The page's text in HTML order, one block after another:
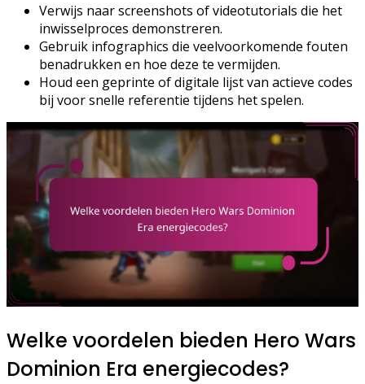
Verwijs naar screenshots of videotutorials die het
inwisselproces demonstreren.
Gebruik infographics die veelvoorkomende fouten
benadrukken en hoe deze te vermijden.
Houd een geprinte of digitale lijst van actieve codes
bij voor snelle referentie tijdens het spelen.
Welke voordelen bieden Hero Wars
Dominion Era energiecodes?